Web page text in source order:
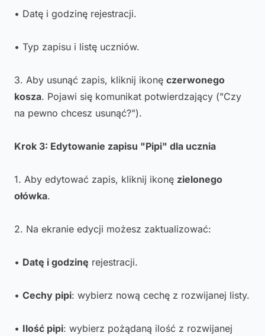
• Datę i godzinę rejestracji.
• Typ zapisu i listę uczniów.
3. Aby usunąć zapis, kliknij ikonę czerwonego
kosza. Pojawi się komunikat potwierdzający ("Czy
na pewno chcesz usunąć?").
Krok 3: Edytowanie zapisu "Pipi" dla ucznia
1. Aby edytować zapis, kliknij ikonę zielonego
ołówka.
2. Na ekranie edycji możesz zaktualizować:
• Datę i godzinę rejestracji.
• Cechy pipi: wybierz nową cechę z rozwijanej listy.
• Ilość pipi: wybierz pożądaną ilość z rozwijanej